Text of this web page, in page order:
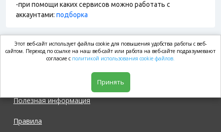
-при помощи каких сервисов можно работать с
аккаунтами: подборка
market.com
Полезная информация
Правила
Этот веб-сайт использует файлы cookie для повышения удобства работы с веб-
сайтом. Переход по ссылке на наш веб-сайт или работа на веб-сайте подразумевают
согласие с политикой использования cookie файлов.
Принять